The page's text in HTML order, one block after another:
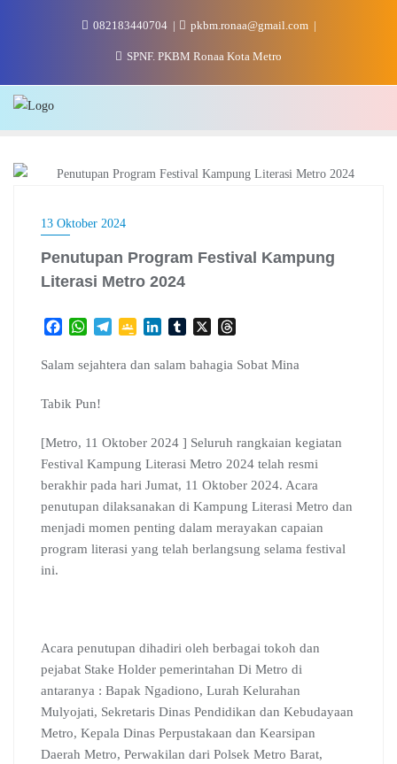
082183440704 pkbm.ronaa@gmail.com
SPNF. PKBM Ronaa Kota Metro
13 Oktober 2024
Penutupan Program Festival Kampung
Literasi Metro 2024
c
b
k
W
a
p
l
m
G
o
l
a
s
s
o
o
n
n
m
X
r
Salam sejahtera dan salam bahagia Sobat Mina
Tabik Pun!
[Metro, 11 Oktober 2024 ] Seluruh rangkaian kegiatan
Festival Kampung Literasi Metro 2024 telah resmi
berakhir pada hari Jumat, 11 Oktober 2024. Acara
penutupan dilaksanakan di Kampung Literasi Metro dan
menjadi momen penting dalam merayakan capaian
program literasi yang telah berlangsung selama festival
ini.
Acara penutupan dihadiri oleh berbagai tokoh dan
pejabat Stake Holder pemerintahan Di Metro di
antaranya : Bapak Ngadiono, Lurah Kelurahan
Mulyojati, Sekretaris Dinas Pendidikan dan Kebudayaan
Metro, Kepala Dinas Perpustakaan dan Kearsipan
Daerah Metro, Perwakilan dari Polsek Metro Barat,